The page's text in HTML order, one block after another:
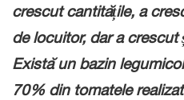
crescut cantitățile, a
de locuitor, dar a crescut
Există un bazin
70% din tomatele